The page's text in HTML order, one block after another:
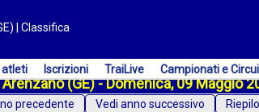
| Classifica
atleti Iscrizioni TraiLive Campionati e
(GE) - Domenica, 09 Maggio
Vedi anno successivo